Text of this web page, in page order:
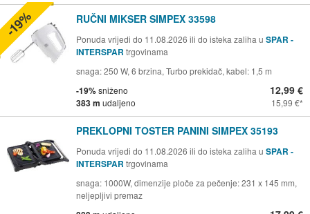
RUČNI MIKSER SIMPEX 33598
Ponuda vrijedi do 11.08.2026 ili do isteka zaliha u SPAR -
INTERSPAR trgovinama
snaga: 250 W, 6 brzina, Turbo prekidač, kabel: 1,5 m
-19%sniženo
383 m udaljeno
12,99 €
15,99 €
-19%
PREKLOPNI TOSTER PANINI SIMPEX 35193
Ponuda vrijedi do 11.08.2026 ili do isteka zaliha u SPAR -
INTERSPAR trgovinama
snaga: 1000W, dimenzije ploče za pečenje: 231 x 145 mm,
neljepljivi premaz